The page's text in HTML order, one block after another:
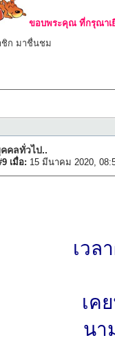
ขอบพระคุณ ที่กรุณาเ
ก มาชื่นชม
คลทั่วไป..
เมื่อ: 15 มีนาคม 2020,
เวล
เค
นา